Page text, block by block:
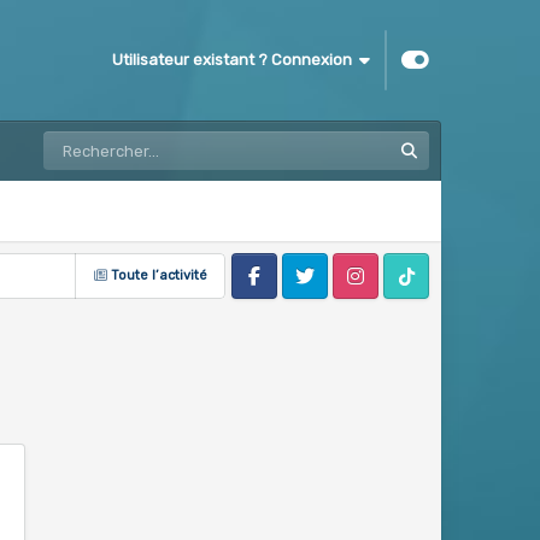
Utilisateur existant ? Connexion
Toute l’activité
FacebookTwitter InstagramTik Tok